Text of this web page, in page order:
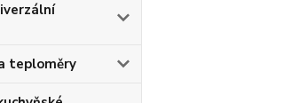
teploměry